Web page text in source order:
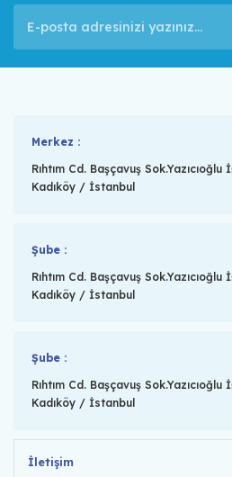
Merkez :
Rıhtım Cd. Başçavuş Sok.Yazıcıoğlu
Kadıköy / İstanbul
Şube :
Rıhtım Cd. Başçavuş Sok.Yazıcıoğlu
Kadıköy / İstanbul
Şube :
Rıhtım Cd. Başçavuş Sok.Yazıcıoğlu
Kadıköy / İstanbul
İletişim